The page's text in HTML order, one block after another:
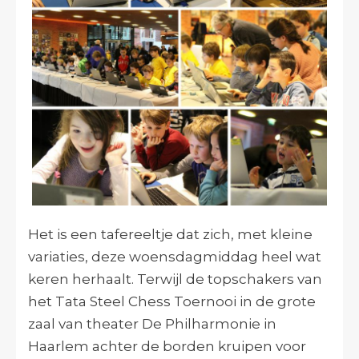
Het is een tafereeltje dat zich, met kleine
variaties, deze woensdagmiddag heel wat
keren herhaalt. Terwijl de topschakers van
het Tata Steel Chess Toernooi in de grote
zaal van theater De Philharmonie in
Haarlem achter de borden kruipen voor